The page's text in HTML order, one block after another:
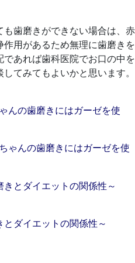
歯磨きができない場合は、赤
用があるため無理に歯磨きを
あれば歯科医院でお口の中を
てみてもよいかと思います。
んの歯磨きにはガーゼを使
ダイエットの関係性～